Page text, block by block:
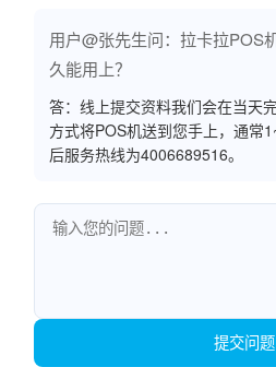
用户@张先生问：拉卡拉POS
久能用上？
答：线上提交资料我们会在当天
方式将POS机送到您手上，通常
后服务热线为4006689516。
提交问题